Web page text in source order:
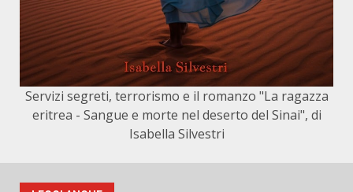
Servizi segreti, terrorismo e il romanzo "La ragazza
eritrea - Sangue e morte nel deserto del Sinai", di
Isabella Silvestri